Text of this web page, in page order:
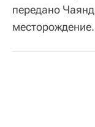
передано
месторождение.